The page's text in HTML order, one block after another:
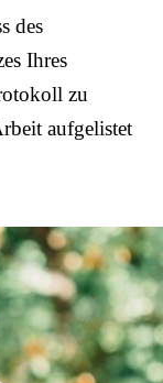
des
Ihres
zu
aufgelistet